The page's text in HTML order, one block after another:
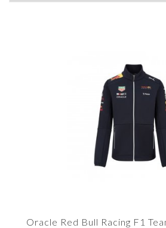
Oracle Red Bull Racing F1